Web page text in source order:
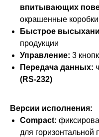
впитывающих
окрашенные коробки
Быстрое
продукции
Управление: 3
Передача данных:
(RS-232)
Версии исполнения:
Compact:
для горизонтальной